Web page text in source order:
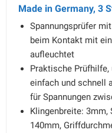
Made in Germany, 3
Spannungsprüfer
beim Kontakt mit
aufleuchtet
Praktische
einfach und schnell
für Spannungen
Klingenbreite: 3mm,
140mm,